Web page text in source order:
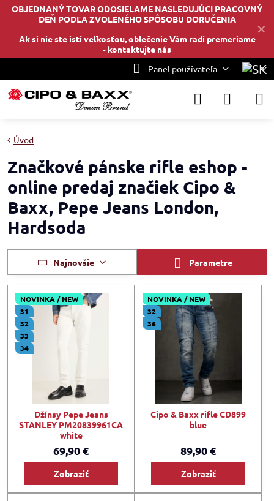
✕
OBJEDNANÝ TOVAR ODOSIELAME NASLEDUJÚCI PRACOVNÝ
DEŇ PODĽA ZVOLENÉHO SPÔSOBU DORUČENIA
Ak si nie ste istí veľkosťou, oblečenie Vám radi premeriame
- kontaktujte nás
Panel používateľa
Úvod
Značkové pánske rifle eshop -
online predaj značiek Cipo &
Baxx, Pepe Jeans London,
Hardsoda
Najnovšie Parametre
NOVINKA / NEW
31
32
33
34
Džínsy Pepe Jeans
STANLEY PM20839961CA
white
69,90 €
Zobraziť
NOVINKA / NEW
32
36
Cipo & Baxx rifle CD899
blue
89,90 €
Zobraziť